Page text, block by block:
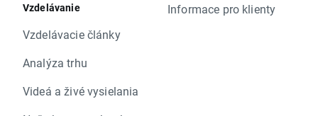
Vzdelávanie
Vzdelávacie články
Analýza trhu
Videá a živé vysielania
Informace pro klienty